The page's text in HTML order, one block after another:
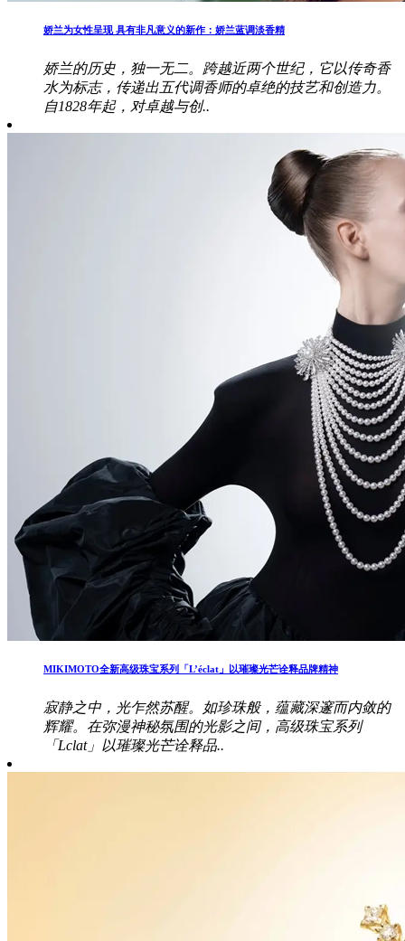
娇兰为女性呈现 具有非凡意义的新作：娇兰蓝调淡香精
娇兰的历史，独一无二。跨越近两个世纪，它以传奇香
水为标志，传递出五代调香师的卓绝的技艺和创造力。
自1828年起，对卓越与创..
MIKIMOTO全新高级珠宝系列「L’éclat」以璀璨光芒诠释品牌精神
寂静之中，光乍然苏醒。如珍珠般，蕴藏深邃而内敛的
辉耀。在弥漫神秘氛围的光影之间，高级珠宝系列
「Lclat」以璀璨光芒诠释品..